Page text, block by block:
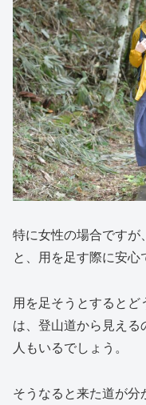
特に女性の場合ですが
と、用を足す際に安心
用を足そうとすると
は、登山道から見える
人もいるでしょう。
そうなると来た道が分